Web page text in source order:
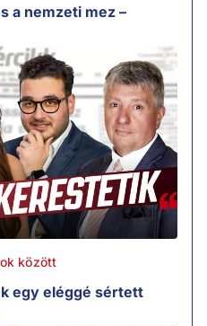
a nemzeti mez –
között
egy eléggé sértett